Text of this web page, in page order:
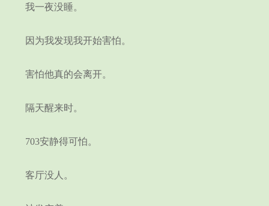
我一夜没睡。
因为我发现我开始害怕。
害怕他真的会离开。
隔天醒来时。
703安静得可怕。
客厅没人。